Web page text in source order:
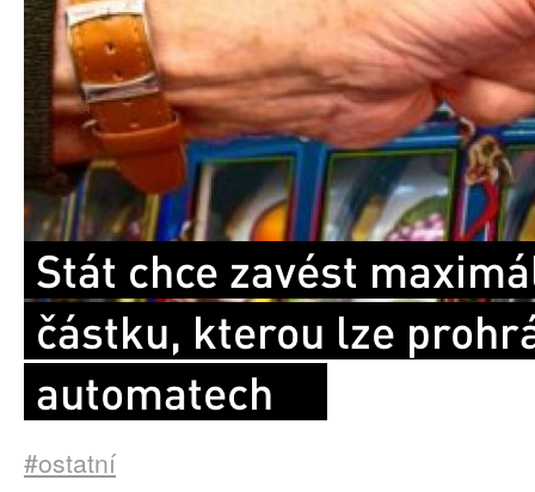
Stát chce zavést
částku, kterou lze
automatech
#ostatní